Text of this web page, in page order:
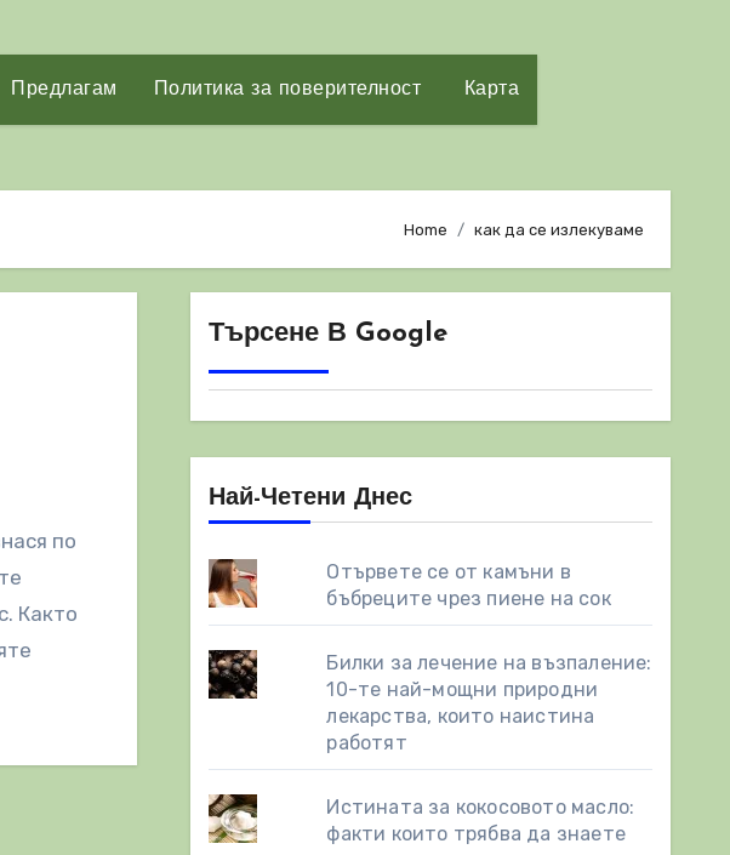
Предлагам Политика за поверителност Карта
Home как да се излекуваме
по
Както
Търсене В Google
Най-Четени Днес
Отървете се от камъни в
бъбреците чрез пиене на сок
Билки за лечение на възпаление:
10-те най-мощни природни
лекарства, които наистина
работят
Истината за кокосовото масло:
факти които трябва да знаете